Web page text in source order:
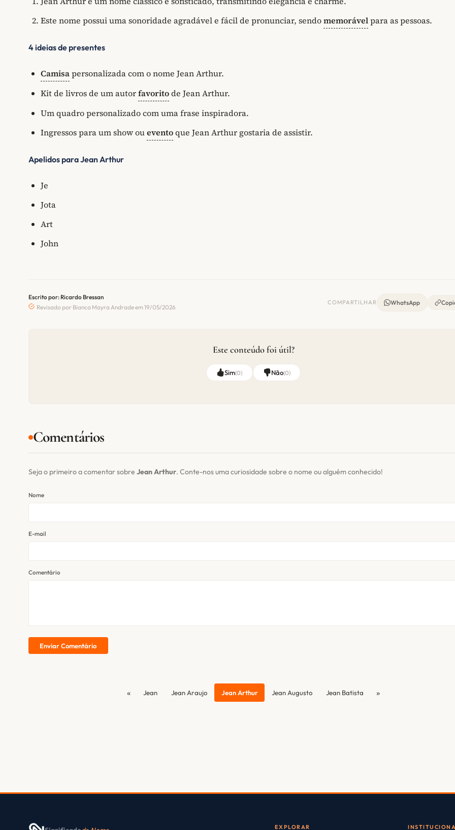
Este nome possui uma sonoridade agradável e fácil de pronunciar, sendomemorávelpara as pessoas.
4 ideias de presentes
Camisapersonalizada com o nome Jean Arthur.
Kit de livros de um autorfavoritode Jean Arthur.
Um quadro personalizado com uma frase inspiradora.
Ingressos para um show oueventoque Jean Arthur gostaria de assistir.
Apelidos para Jean Arthur
Je
Jota
Art
John
Escrito por: Ricardo Bressan
Revisado por Bianca Mayra Andrade em 19/05/2026
COMPARTILHAR WhatsApp
Este conteúdo foi útil?
Sim(0) Não(0)
Comentários
Seja o primeiro a comentar sobre Jean Arthur. Conte-nos uma curiosidade sobre o nome ou alguém conhecido!
Nome
E-mail
Comentário
Enviar Comentário
« Jean Jean Araujo Jean Arthur Jean Augusto Jean Batista »
EXPLORAR